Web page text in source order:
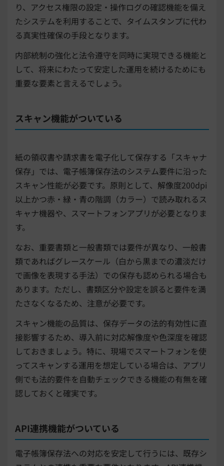
り、アクセス権限の設定・操作ログの確認機能を備え
たシステムを利用することで、タイムスタンプに代わ
る真実性確保の手段となります。
内部統制の強化と法令遵守を同時に実現できる機能と
して、将来にわたって安定した運用を続けるためにも
重要な要素と言えるでしょう。
スキャン機能がついている
紙の領収書や請求書を電子化して保存する「スキャナ
保存」では、電子帳簿保存法のシステム要件に沿った
スキャン性能が必要です。原則として、解像度200dpi
以上かつ赤・緑・青の階調（カラー）で読み取れるス
キャナ機器や、スマートフォンアプリが必要となりま
す。
なお、重要書類と一般書類では要件が異なり、一般書
類であればグレースケール（白から黒までの濃淡だけ
で画像を表現する手法）での保存も認められる場合も
あります。ただし、書類区分や設定を誤ると要件を満
たさなくなるため、注意が必要です。
スキャン機能の品質は、保存データの法的有効性に直
接影響するため、導入前に対応解像度や色深度を確認
しておきましょう。特に、現場でスマートフォンを使
ってスキャンする運用を想定している場合は、アプリ
側でも法的要件を自動チェックできる機能の有無を確
認しておくと確実です。
API連携機能がついている
電子帳簿保存法への対応を安定して行うには、既存シ